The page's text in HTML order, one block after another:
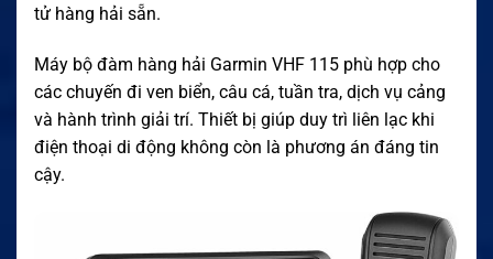
tử hàng hải sẵn.
Máy bộ đàm hàng hải Garmin VHF 115 phù hợp cho
các chuyến đi ven biển, câu cá, tuần tra, dịch vụ cảng
và hành trình giải trí. Thiết bị giúp duy trì liên lạc khi
điện thoại di động không còn là phương án đáng tin
cậy.